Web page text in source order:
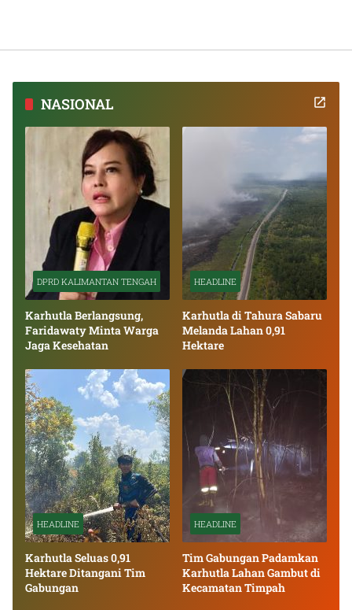
NASIONAL
DPRD KALIMANTAN TENGAH
Karhutla Berlangsung,
Faridawaty Minta Warga
Jaga Kesehatan
HEADLINE
Karhutla di Tahura Sabaru
Melanda Lahan 0,91
Hektare
HEADLINE
Karhutla Seluas 0,91
Hektare Ditangani Tim
Gabungan
HEADLINE
Tim Gabungan Padamkan
Karhutla Lahan Gambut di
Kecamatan Timpah